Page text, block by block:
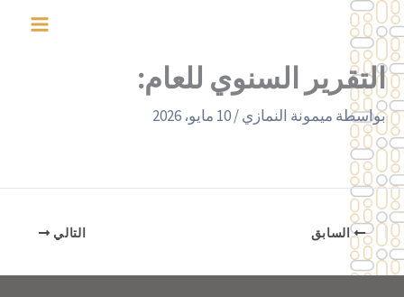
تخطي
إلى
المحتوى
التقرير السنوي للعام:
بواسطة ميمونة النمازي/10 مايو، 2026
السابق التالي